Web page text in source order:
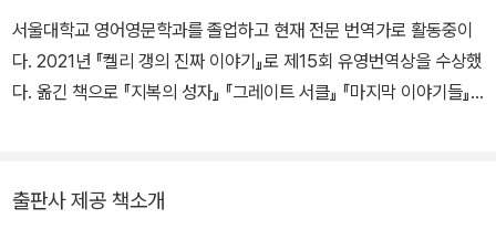
가협회상 최종 후보에 선정되었다. 윌리엄 칼로스 윌리엄스 상, 미국
예술문학 아카데미 문학상, 화이팅 어워드 등을 수상했고 구겐하임
펠로우십, 국립예술기금 펠로우십 등을 받았다. 《가장 별난 것》은 루
인해 볼 수 있는 글들의 모음이다.
서울대학교 영어영문학과를 졸업하고 현재 전문 번역가로 활동중이
다. 2021년 『켈리 갱의 진짜 이야기』로 제15회 유영번역상을 수상했
다. 옮긴 책으로 『지복의 성자』 『그레이트 서클』 『마지막 이야기들』
울』 『기러기』 『밤으로의 긴 여로』 『인도로 가는 길』 등이 있다.
출판사 제공 책소개